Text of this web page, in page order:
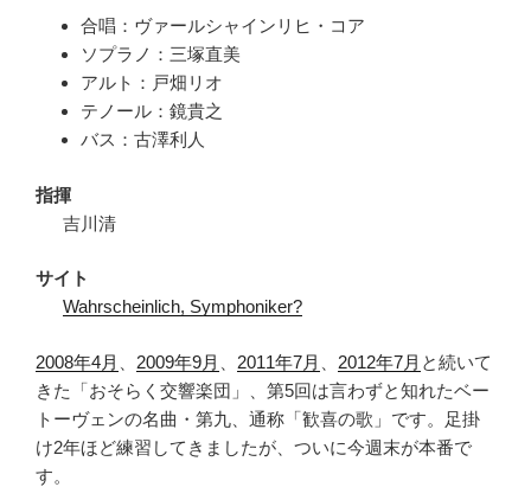
合唱：ヴァールシャインリヒ・コア
ソプラノ：三塚直美
アルト：戸畑リオ
テノール：鏡貴之
バス：古澤利人
指揮
吉川清
サイト
Wahrscheinlich, Symphoniker?
2008年4月 2009年9月 2011年7月 2012年7月 と続いて
きた「おそらく交響楽団」、第5回は言わずと知れたベー
トーヴェンの名曲・第九、通称「歓喜の歌」です。足掛
け2年ほど練習してきましたが、ついに今週末が本番で
す。